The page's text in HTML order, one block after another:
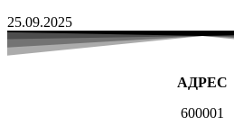
25.09.2025
АДРЕС
600001